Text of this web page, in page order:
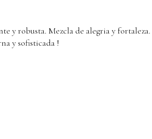
robusta. Mezcla de alegria y fortaleza.
y sofisticada !